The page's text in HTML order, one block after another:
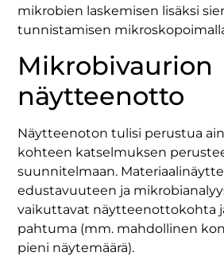
mikrobien laskemisen lisäksi
tunnistamisen
Mikrobivaurion
näytteenotto
Näytteenoton tulisi perustua
kohteen katselmuksen
suunnitelmaan.
edustavuuteen ja
vaikuttavat näytteenottokohta
pahtuma (mm. mahdollinen
pieni näytemäärä).